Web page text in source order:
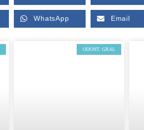
WhatsApp Email
ODONT. GRAL